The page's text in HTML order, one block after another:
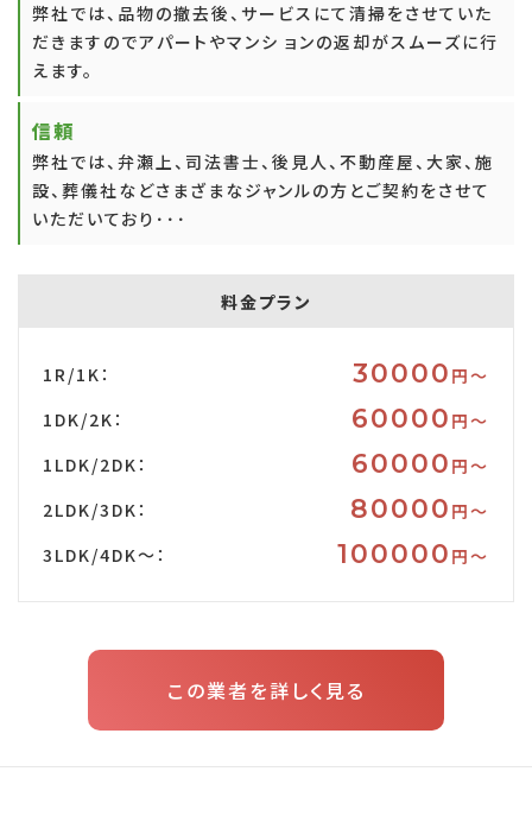
弊社では、品物の撤去後、サービスにて清掃をさせていた
だきますのでアパートやマンシ ョンの返却がスムーズに行
えます。
信頼
弊社では、弁瀬上、司法書士、後見人、不動産屋、大家、施
設、葬儀社などさまざまなジャンルの方とご契約をさせて
いただいており･･･
料金プラン
1R/1K： 30000 円〜
1DK/2K：
60000 円〜
1LDK/2DK：
60000 円〜
2LDK/3DK：
80000 円〜
3LDK/4DK～：
100000 円〜
この業者を詳しく見る